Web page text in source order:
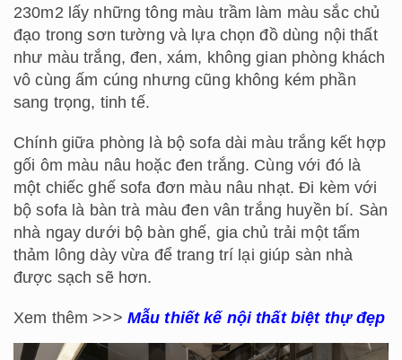
230m2 lấy những tông màu trầm làm màu sắc chủ
đạo trong sơn tường và lựa chọn đồ dùng nội thất
như màu trắng, đen, xám, không gian phòng khách
vô cùng ấm cúng nhưng cũng không kém phần
sang trọng, tinh tế.
Chính giữa phòng là bộ sofa dài màu trắng kết hợp
gối ôm màu nâu hoặc đen trắng. Cùng với đó là
một chiếc ghế sofa đơn màu nâu nhạt. Đi kèm với
bộ sofa là bàn trà màu đen vân trắng huyền bí. Sàn
nhà ngay dưới bộ bàn ghế, gia chủ trải một tấm
thảm lông dày vừa để trang trí lại giúp sàn nhà
được sạch sẽ hơn.
Xem thêm >>> Mẫu thiết kế nội thất biệt thự đẹp